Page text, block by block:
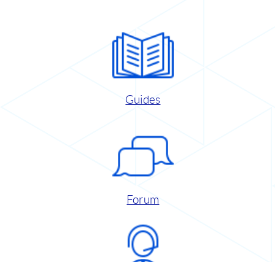
Guides
Forum